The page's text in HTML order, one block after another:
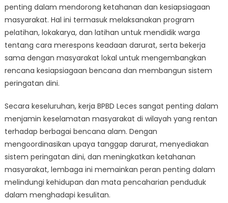
penting dalam mendorong ketahanan dan kesiapsiagaan
masyarakat. Hal ini termasuk melaksanakan program
pelatihan, lokakarya, dan latihan untuk mendidik warga
tentang cara merespons keadaan darurat, serta bekerja
sama dengan masyarakat lokal untuk mengembangkan
rencana kesiapsiagaan bencana dan membangun sistem
peringatan dini.
Secara keseluruhan, kerja BPBD Leces sangat penting dalam
menjamin keselamatan masyarakat di wilayah yang rentan
terhadap berbagai bencana alam. Dengan
mengoordinasikan upaya tanggap darurat, menyediakan
sistem peringatan dini, dan meningkatkan ketahanan
masyarakat, lembaga ini memainkan peran penting dalam
melindungi kehidupan dan mata pencaharian penduduk
dalam menghadapi kesulitan.